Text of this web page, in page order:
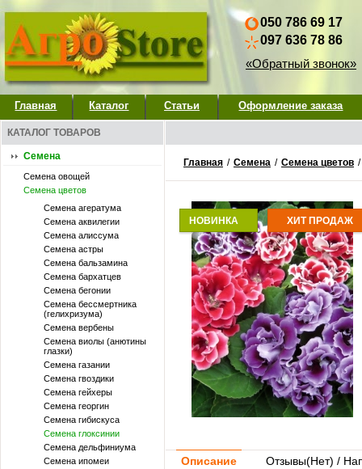
050 786 69 17
097 636 78 86
«Обратный звонок»
Главная Каталог Статьи Оформление заказа
КАТАЛОГ ТОВАРОВ
Семена
Семена овощей
Семена цветов
Семена агератума
Семена аквилегии
Семена алиссума
Семена астры
Семена бальзамина
Семена бархатцев
Семена бегонии
Семена бессмертника
(гелихризума)
Семена вербены
Семена виолы (анютины
глазки)
Семена газании
Семена гвоздики
Семена гейхеры
Семена георгин
Семена гибискуса
Семена глоксинии
Семена дельфиниума
Семена ипомеи
Главная / Семена / Семена цветов /
НОВИНКА ХИТ ПРОДАЖ
Описание Отзывы(Нет) /